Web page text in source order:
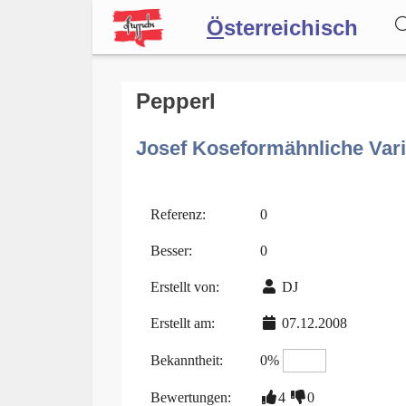
Österreichisch
Forum
Blog
Pepperl
Josef Koseformähnliche
Referenz: 0
Besser: 0
Erstellt von: DJ
Erstellt am: 07.12.2008
Bekanntheit: 0%
Bewertungen: 4 0